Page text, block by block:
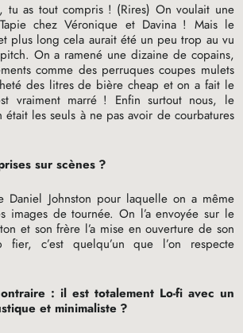
tu as tout compris ! (Rires) On voulait une
chez Véronique et Davina ! Mais le
plus long cela aurait été un peu trop au vu
On a ramené une dizaine de copains,
comme des perruques coupes mulets
des litres de bière cheap et on a fait le
vraiment marré ! Enfin surtout nous, le
était les seuls à ne pas avoir de courbatures
sur scènes ?
Johnston pour laquelle on a même
images de tournée. On l’a envoyée sur le
et son frère l’a mise en ouverture de son
c’est quelqu’un que l’on respecte
: il est totalement Lo-fi avec un
et minimaliste ?